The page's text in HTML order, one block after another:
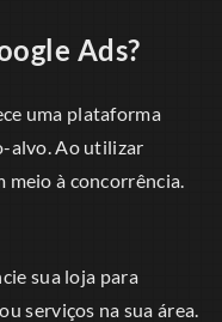
Ads?
uma plataforma
alvo. Ao utilizar
meio à concorrência.
sua loja para
serviços na sua área.